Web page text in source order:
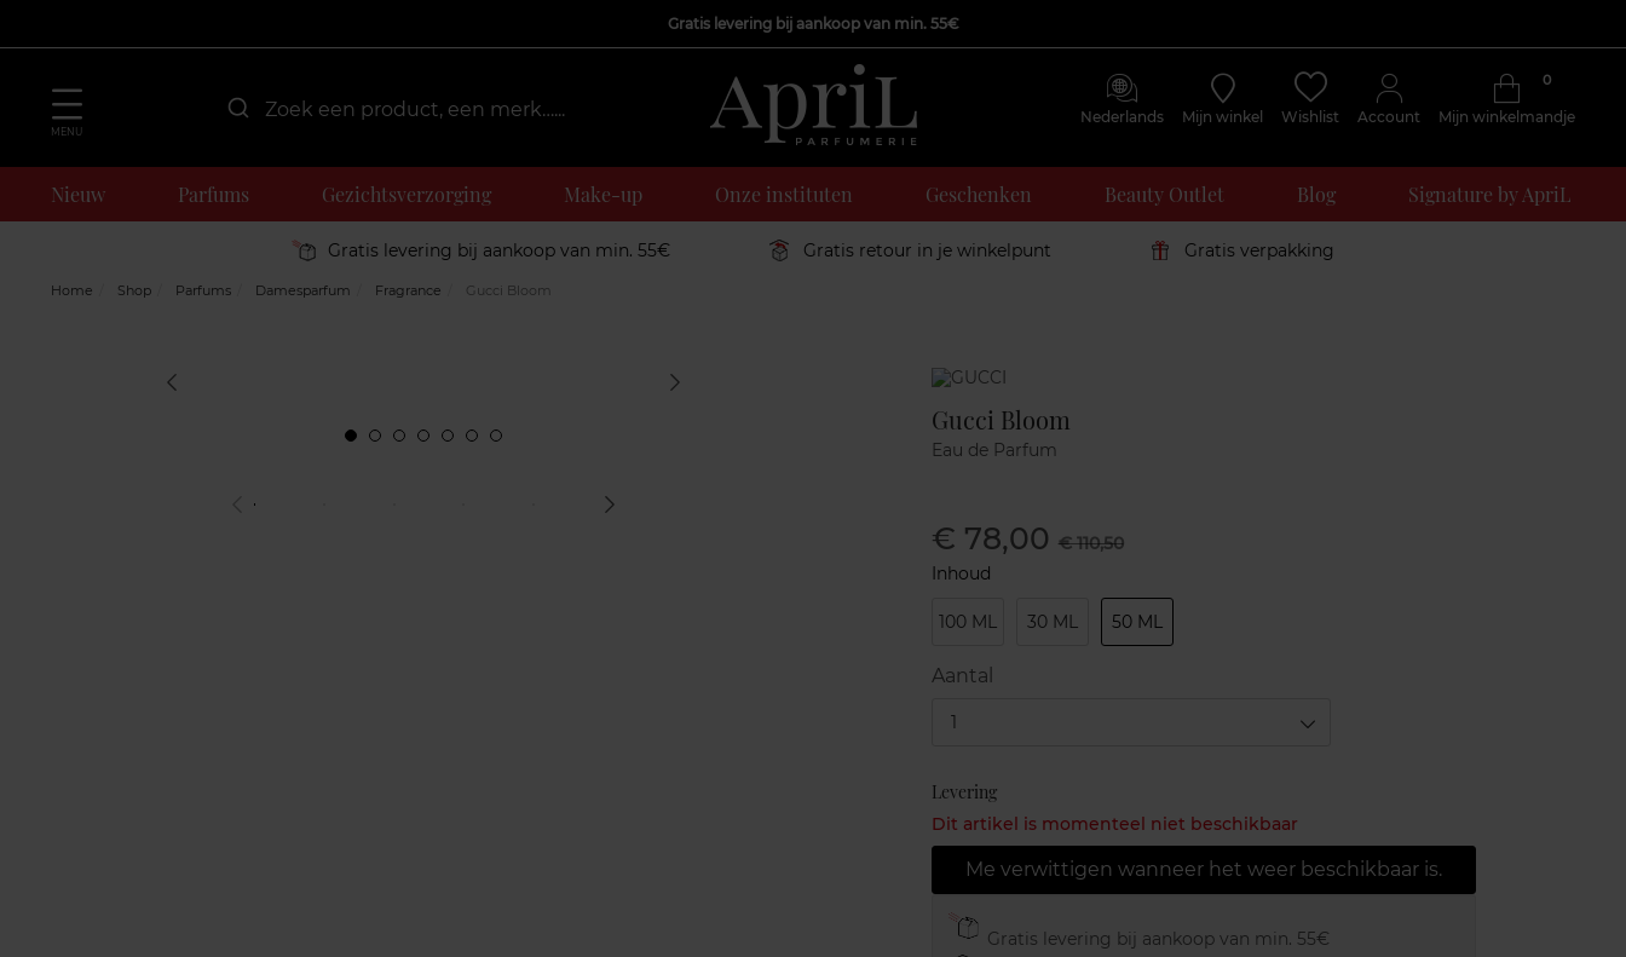
Gratis levering bij aankoop van min. 55€
MENU
Nederlands Mijn winkel Wishlist Account Mijn winkelmandje
0
Nieuw Parfums Gezichtsverzorging Make-up Onze instituten Geschenken Beauty Outlet Blog Signature by ApriL
Gratis levering bij aankoop van min. 55€ Gratis retour in je winkelpunt Gratis verpakking
Home Shop Parfums Damesparfum Fragrance Gucci Bloom
Marque
Gucci Bloom
Eau de Parfum
€ 78,00 € 110,50
Inhoud
100 ML 30 ML 50 ML
Aantal
1
Levering
Dit artikel is momenteel niet beschikbaar
Me verwittigen wanneer het weer beschikbaar is.
Gratis levering bij aankoop van min. 55€